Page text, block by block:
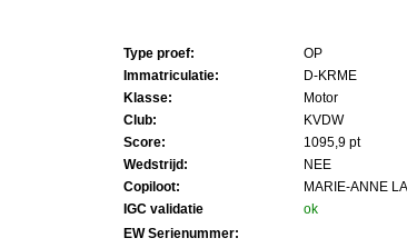
Type proef:
OP
Immatriculatie:
D-KRME
Klasse:
Motor
Club:
KVDW
Score:
1095,9 pt
Wedstrijd:
NEE
Copiloot:
MARIE-ANNE
IGC validatie
ok
EW Serienummer: